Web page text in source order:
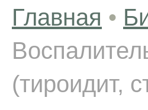
Главная •
(тироидит,